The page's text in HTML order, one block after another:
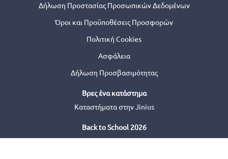
Δήλωση Προστασίας Προσωπικών Δεδομένων
Όροι και Προϋποθέσεις Προσφορών
Πολιτική Cookies
Ασφάλεια
Δήλωση Προσβασιμότητας
Βρες ένα κατάστημα
Καταστήματα στην Jinius
Back to School 2026